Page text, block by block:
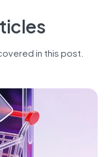
in this post.